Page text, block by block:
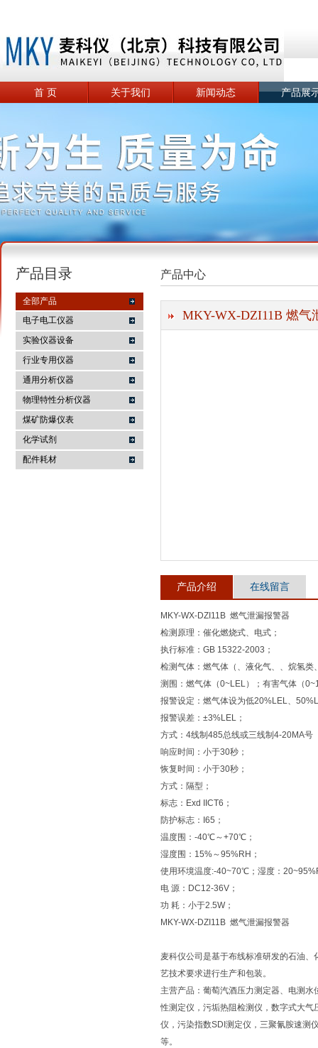
麦科仪（北京）科技有限公司
首 页 关于我们 新闻动态 产品展
产品目录
全部产品
电子电工仪器
实验仪器设备
行业专用仪器
通用分析仪器
物理特性分析仪器
煤矿防爆仪表
化学试剂
配件耗材
产品中心
MKY-WX-DZI11B 燃气
产品介绍 在线留言
MKY-WX-DZI11B 燃气泄漏报警器
检测原理：催化燃烧式、电式；
执行标准：GB 15322-2003；
检测气体：燃气体（、液化气、、烷氢
测围：燃气体（0~LEL）；有害气体（
报警设定：燃气体设为低20%LEL、
报警误差：±3%LEL；
方式：4线制485总线或三线制4-20MA号
响应时间：小于30秒；
恢复时间：小于30秒；
方式：隔型；
标志：Exd IICT6；
防护标志：I65；
温度围：-40℃～+70℃；
湿度围：15%～95%RH；
使用环境温度:-40~70℃；湿度：
电 源：DC12-36V；
功 耗：小于2.5W；
MKY-WX-DZI11B 燃气泄漏报警器
麦科仪公司是基于布线标准研发的石油
艺技术要求进行生产和包装。
主营产品：葡萄汽酒压力测定器、电测
性测定仪，污垢热阻检测仪，数字式大
仪，污染指数SDI测定仪，三聚氰胺速测
等。